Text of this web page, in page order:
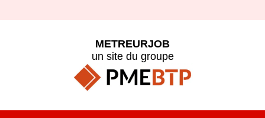
METREURJOB
un site du groupe